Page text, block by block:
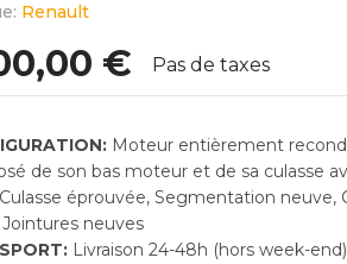
Renault
€ Pas de taxes
Moteur entièrement
de son bas moteur et de sa culasse
éprouvée, Segmentation neuve,
neuves
Livraison 24-48h (hors week-